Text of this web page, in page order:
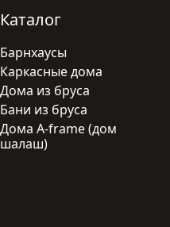
Каталог
Барнхаусы
Каркасные дома
Дома из бруса
Бани из бруса
Дома A-frame (дом
шалаш)